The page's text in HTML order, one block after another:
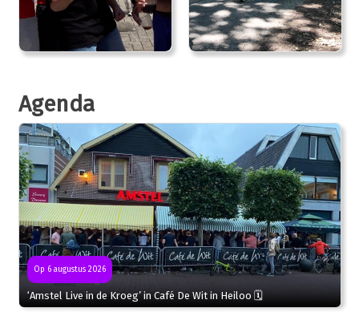
Agenda
Op 6 augustus 2026
‘Amstel Live in de Kroeg’ in Café De Wit in Heiloo 🗓